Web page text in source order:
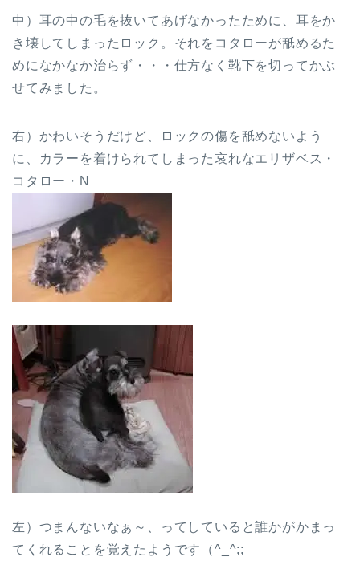
中）耳の中の毛を抜いてあげなかったために、耳をか
き壊してしまったロック。それをコタローが舐めるた
めになかなか治らず・・・仕方なく靴下を切ってかぶ
せてみました。
右）かわいそうだけど、ロックの傷を舐めないよう
に、カラーを着けられてしまった哀れなエリザベス・
コタロー・N
左）つまんないなぁ～、ってしていると誰かがかまっ
てくれることを覚えたようです（^_^;;